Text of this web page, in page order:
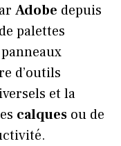
Adobe depuis
palettes
d’outils
et la
calques ou de